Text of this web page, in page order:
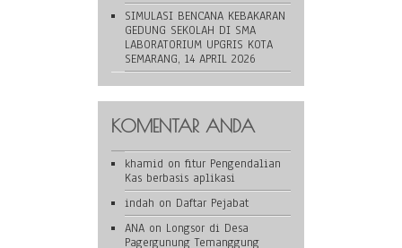
SIMULASI BENCANA KEBAKARAN
GEDUNG SEKOLAH DI SMA
LABORATORIUM UPGRIS KOTA
SEMARANG, 14 APRIL 2026
KOMENTAR ANDA
khamid on fitur Pengendalian
Kas berbasis aplikasi
indah on Daftar Pejabat
ANA on Longsor di Desa
Pagergunung Temanggung